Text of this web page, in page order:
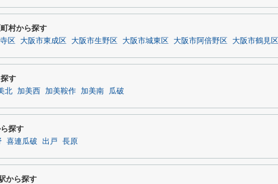
村から探す
区 大阪市東成区 大阪市生野区 大阪市城東区 大阪市阿倍野区 大阪市鶴見区
す
北 加美西 加美鞍作 加美南 瓜破
探す
喜連瓜破 出戸 長原
から探す